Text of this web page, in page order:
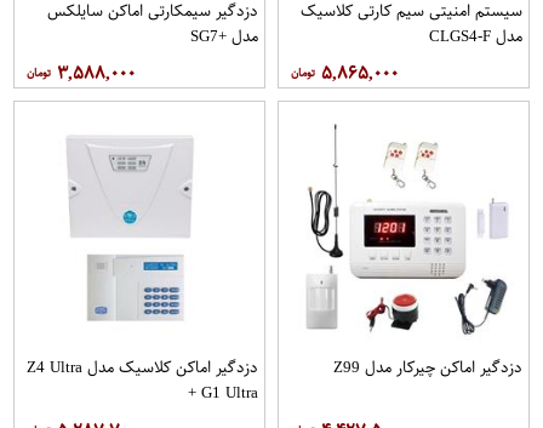
سیستم امنیتی سیم کارتی کلاسیک
مدل CLGS4-F
۵,۸۶۵,۰۰۰
دزدگیر سیمکارتی اماکن سایلکس
مدل +SG7
۳,۵۸۸,۰۰۰
دزدگیر اماکن چیرکار مدل Z99
دزدگیر اماکن کلاسیک مدل Z4 Ultra
+ G1 Ultra